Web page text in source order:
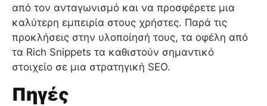
από τον ανταγωνισμό και να προσφέρετε μια
καλύτερη εμπειρία στους χρήστες. Παρά τις
προκλήσεις στην υλοποίησή τους, τα οφέλη από
τα Rich Snippets τα καθιστούν σημαντικό
στοιχείο σε μια στρατηγική SEO.
Πηγές